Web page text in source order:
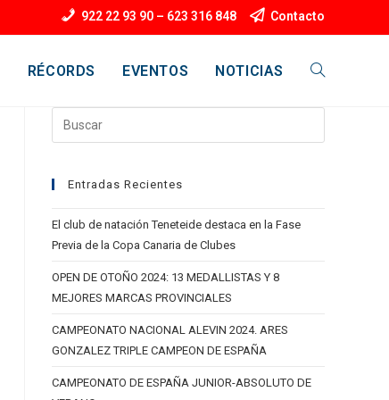
922 22 93 90 – 623 316 848 Contacto
RÉCORDS EVENTOS NOTICIAS ALTERNAR
BÚSQUEDA
Entradas Recientes
El club de natación Teneteide destaca en la Fase
Previa de la Copa Canaria de Clubes
OPEN DE OTOÑO 2024: 13 MEDALLISTAS Y 8
MEJORES MARCAS PROVINCIALES
CAMPEONATO NACIONAL ALEVIN 2024. ARES
GONZALEZ TRIPLE CAMPEON DE ESPAÑA
CAMPEONATO DE ESPAÑA JUNIOR-ABSOLUTO DE